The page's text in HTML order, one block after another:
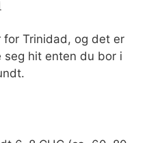
for Trinidad, og det er
hit enten du bor i